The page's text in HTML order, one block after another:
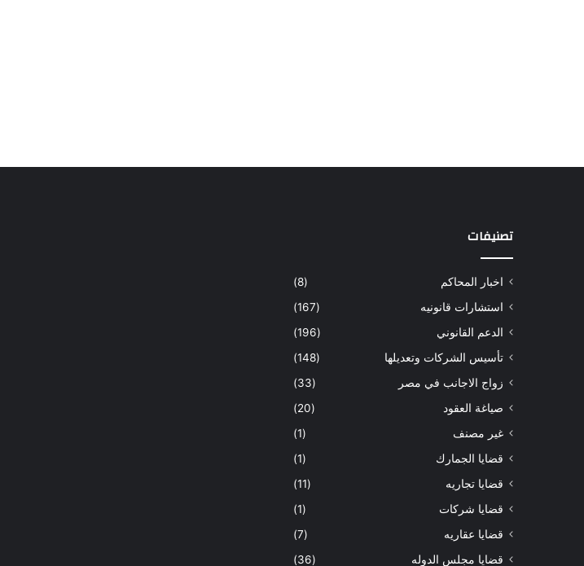
تصنيفات
اخبار المحاكم
(8)
استشارات قانونيه
(167)
الدعم القانوني
(196)
تأسيس الشركات وتعديلها
(148)
زواج الاجانب في مصر
(33)
صياغة العقود
(20)
غير مصنف
(1)
قضايا الجمارك
(1)
قضايا تجاريه
(11)
قضايا شركات
(1)
قضايا عقاريه
(7)
قضايا مجلس الدوله
(36)